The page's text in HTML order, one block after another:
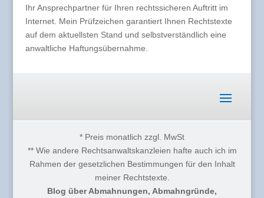
Ihr Ansprechpartner für Ihren rechtssicheren Auftritt im
Internet. Mein Prüfzeichen garantiert Ihnen Rechtstexte
auf dem aktuellsten Stand und selbstverständlich eine
anwaltliche Haftungsübernahme.
* Preis monatlich zzgl. MwSt
** Wie andere Rechtsanwaltskanzleien hafte auch ich im
Rahmen der gesetzlichen Bestimmungen für den Inhalt
meiner Rechtstexte.
Blog über Abmahnungen, Abmahngründe,